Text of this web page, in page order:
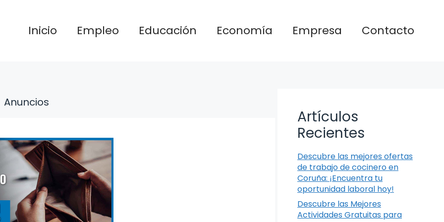
Inicio Empleo Educación Economía Empresa Contacto
Anuncios
Artículos
Recientes
Descubre las mejores ofertas
de trabajo de cocinero en
Coruña: ¡Encuentra tu
oportunidad laboral hoy!
Descubre las Mejores
Actividades Gratuitas para